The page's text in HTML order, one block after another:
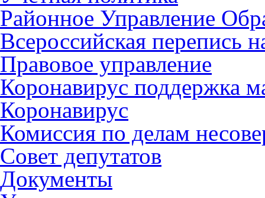
Районное Управление
Всероссийская перепись
Правовое управление
Коронавирус поддержка
Коронавирус
Комиссия по делам
Совет депутатов
Документы